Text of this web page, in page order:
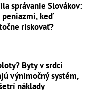
správanie Slovákov:
peniazmi, keď
riskovať?
Byty v srdci
výnimočný systém,
náklady